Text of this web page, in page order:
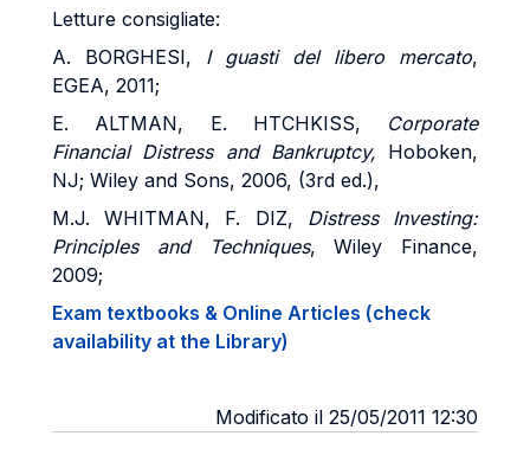
Letture consigliate:
A. BORGHESI, I guasti del libero mercato,
EGEA, 2011;
E. ALTMAN, E. HTCHKISS, Corporate
Financial Distress and Bankruptcy, Hoboken,
NJ; Wiley and Sons, 2006, (3rd ed.),
M.J. WHITMAN, F. DIZ, Distress Investing:
Principles and Techniques, Wiley Finance,
2009;
Exam textbooks & Online Articles (check
availability at the Library)
Modificato il 25/05/2011 12:30